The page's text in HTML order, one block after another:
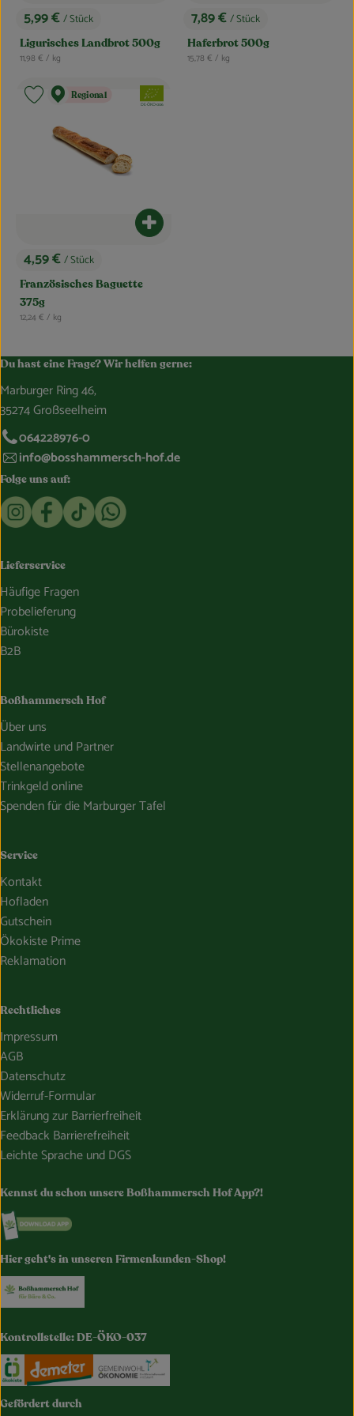
, Preis:
5,99 €/ Stück
Ligurisches Landbrot 500g
, Referenzpreis:
11,98 € / kg
, Preis:
7,89 €/ Stück
Haferbrot 500g
, Referenzpreis:
15,78 € / kg
, Preis:
4,59 €/ Stück
Französisches Baguette
375g
, Referenzpreis:
12,24 € / kg
Produkt zum Warenkorb hinzufügen
, Verband:
, Kontrollstelle:
DE-ÖKO-006
Regional
Produkt zu Favouriten hinzufügen
Du hast eine Frage? Wir helfen gerne:
Marburger Ring 46,
35274 Großseelheim
064228976-0
info@bosshammersch-hof.de
Folge uns auf:
Externer Link zu https://www.instagram.com/
Externer Link zu https://www.facebook.com/
Externer Link zu https://www.tiktok.com/
Externer Link zu https://whatsapp.com/
Lieferservice
Häufige Fragen
Probelieferung
Bürokiste
B2B
Boßhammersch Hof
Über uns
Landwirte und Partner
Stellenangebote
Trinkgeld online
Spenden für die Marburger Tafel
Service
Kontakt
Hofladen
Gutschein
Ökokiste Prime
Reklamation
Rechtliches
Impressum
AGB
Datenschutz
Widerruf-Formular
Erklärung zur Barrierfreiheit
Feedback Barrierefreiheit
Leichte Sprache und DGS
Kennst du schon unsere Boßhammersch Hof App?!
Externer Link zu https://www.bosshammersch-
Hier geht's in unseren Firmenkunden-Shop!
Kontrollstelle: DE-ÖKO-037
Externer Link zu https://www.oekokiste.de/
Externer Link zu https://www.demeter.de/
Gefördert durch